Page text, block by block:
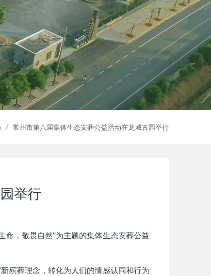
/ 常州市第八届集体生态安葬公益活动在龙城古园举行
举行
，敬畏自然”为主题的集体生态安葬公益
殡葬理念，转化为人们的情感认同和行为